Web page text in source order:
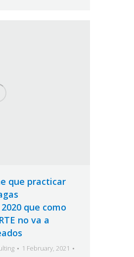
que practicar
que como
no va a
1 February, 2021